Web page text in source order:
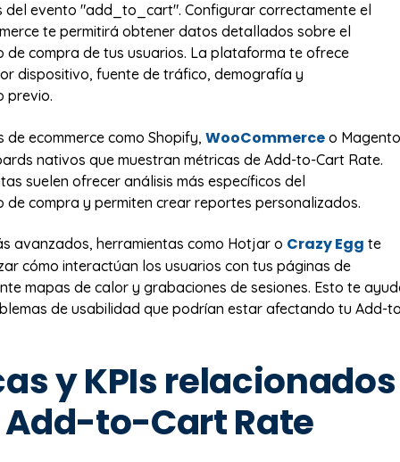
del evento "add_to_cart". Configurar correctamente el
te permitirá obtener datos detallados sobre el
de compra de tus usuarios. La plataforma te ofrece
dispositivo, fuente de tráfico, demografía y
previo.
ecommerce como Shopify, WooCommerce o Magento
nativos que muestran métricas de Add-to-Cart Rate.
suelen ofrecer análisis más específicos del
de compra y permiten crear reportes personalizados.
avanzados, herramientas como Hotjar o Crazy Egg te
cómo interactúan los usuarios con tus páginas de
mapas de calor y grabaciones de sesiones. Esto te
de usabilidad que podrían estar afectando tu Add-
y KPIs relacionados
Add-to-Cart Rate